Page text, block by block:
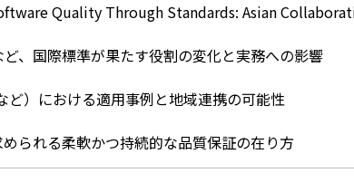
Quality Through Standards: Asian
、国際標準が果たす役割の変化と実務への影響
ど）における適用事例と地域連携の可能性
られる柔軟かつ持続的な品質保証の在り方